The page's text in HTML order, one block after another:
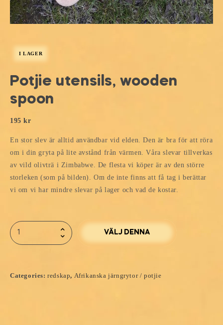
I LAGER
Potjie utensils, wooden
spoon
195kr
En stor slev är alltid användbar vid elden. Den är bra för att röra
om i din gryta på lite avstånd från värmen. Våra slevar tillverkas
av vild olivträ i Zimbabwe. De flesta vi köper är av den större
storleken (som på bilden). Om de inte finns att få tag i berättar
vi om vi har mindre slevar på lager och vad de kostar.
VÄLJ DENNA
Categories:redskap, Afrikanska järngrytor / potjie